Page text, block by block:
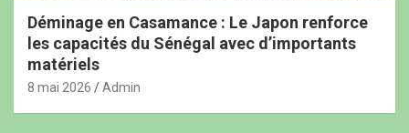
Déminage en Casamance : Le Japon renforce
les capacités du Sénégal avec d’importants
matériels
8 mai 2026 Admin